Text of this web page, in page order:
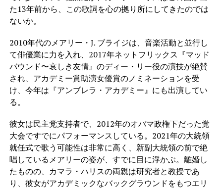
た13年前から、この歌詞を心の拠り所にしてきたのでは
ないか。
2010年代のメアリー・J. ブライジは、音楽活動と並行し
て俳優業に力を入れ、2017年ネットフリックス『マッド
バウンド〜哀しき友情』のディー・リー役の演技が絶賛
され、アカデミー賞助演女優賞のノミネーションを受
け、今年は『アンブレラ・アカデミー』にも出演してい
る。
彼女は民主党支持者で、2012年のオバマ政権下だった党
大会ですでにパフォーマンスしている。2021年の大統領
就任式で歌う可能性は非常に高く、新副大統領の前で絶
唱しているメアリーの姿が、すでに目に浮かぶ。離婚し
たものの、カマラ・ハリスの両親は研究者と教授であ
り、彼女がアカデミックなバックグラウンドをもつエリ